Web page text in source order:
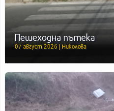
Пешеходна пътека
07 август 2026 | Николова